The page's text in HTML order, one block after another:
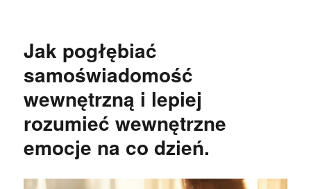
Jak pogłębiać
samoświadomość
wewnętrzną i lepiej
rozumieć wewnętrzne
emocje na co dzień.